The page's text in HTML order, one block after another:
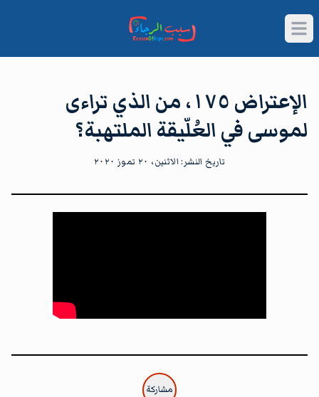
Open main menu
الإعتراض ١٧٥، من الذي تراءى
لموسى في العُلّيقة الملتهبة؟
تاريخ النشر:الاثنين، ٢٠ تموز ٢٠٢٠
مشاركة